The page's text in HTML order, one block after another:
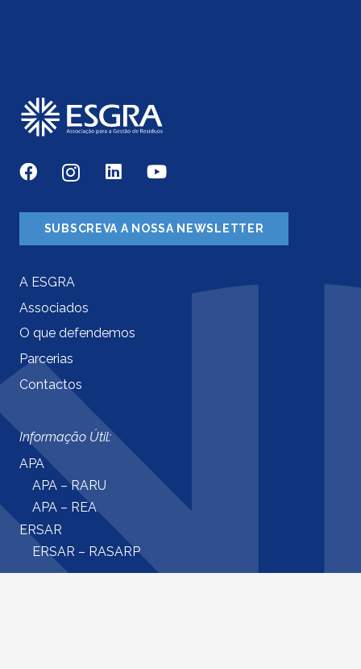
SUBSCREVA A NOSSA NEWSLETTER
A ESGRA
Associados
O que defendemos
Parcerias
Contactos
Informação Útil:
APA
APA – RARU
APA – REA
ERSAR
ERSAR – RASARP